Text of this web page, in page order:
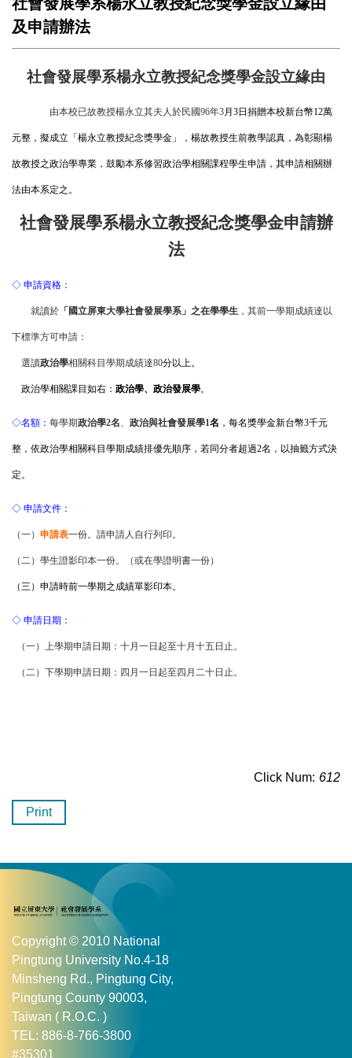
及申請辦法
社會發展學系楊永立教授紀念獎學金設立緣由
由本校已故教授楊永立其夫人於民國96年3月3日捐贈本校新台幣12萬
元整，擬成立「楊永立教授紀念獎學金」，楊故教授生前教學認真，為彰顯楊
故教授之政治學專業，鼓勵本系修習政治學相關課程學生申請，其申請相關辦
法由本系定之。
社會發展學系楊永立教授紀念獎學金申請辦
法
◇ 申請資格：
就讀於 「國立屏東大學社會發展學系」之在學學生 ，其前一學期成績達以
下標準方可申請：
選讀政治學相關科目學期成績達80分以上。
政治學相關課目如右： 政治學、政治發展學。
◇名額： 每學期政治學2名、 政治與社會發展學1名 ，每名獎學金新台幣3千元
整，依政治學相關科目學期成績排優先順序，若同分者超過2名，以抽籤方式決
定。
◇ 申請文件：
（一） 申請表一份。請申請人自行列印。
（二）學生證影印本一份。（或在學證明書一份）
（三）申請時前一學期之成績單影印本。
◇ 申請日期：
（一）上學期申請日期：十月一日起至十月十五日止。
（二）下學期申請日期：四月一日起至四月二十日止。
Click Num: 612
Print
Copyright © 2010 National
Pingtung University No.4-18
Minsheng Rd., Pingtung City,
Pingtung County 90003,
Taiwan ( R.O.C. )
TEL: 886-8-766-3800
#35301